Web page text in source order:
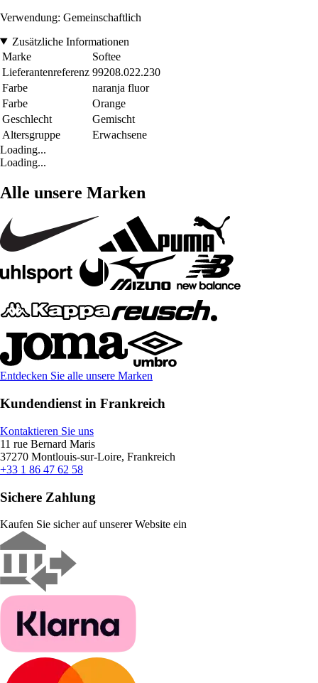
Verwendung: Gemeinschaftlich
Zusätzliche Informationen
Marke
Softee
Lieferantenreferenz 99208.022.230
Farbe
naranja fluor
Farbe
Orange
Geschlecht
Gemischt
Altersgruppe
Erwachsene
Loading...
Loading...
Alle unsere Marken
Entdecken Sie alle unsere Marken
Kundendienst in Frankreich
Kontaktieren Sie uns
11 rue Bernard Maris
37270 Montlouis-sur-Loire, Frankreich
+33 1 86 47 62 58
Sichere Zahlung
Kaufen Sie sicher auf unserer Website ein